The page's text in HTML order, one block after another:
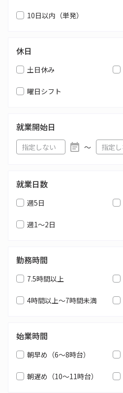
10日以内（単発）
休日
土日休み
曜日シフト
就業開始日
〜
就業日数
週5日
週1～2日
勤務時間
7.5時間以上
4時間以上～7時間未満
始業時間
朝早め（6～8時台）
朝遅め（10～11時台）